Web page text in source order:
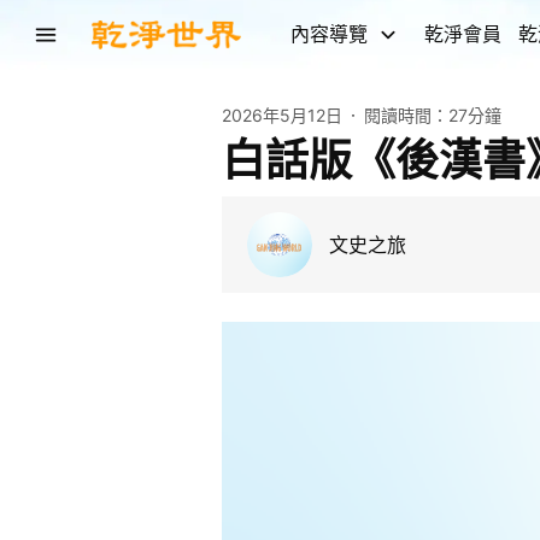
內容導覽 乾淨會員
2026年5月12日 閱讀時間： 27分鐘
白話版《後漢
文史之旅